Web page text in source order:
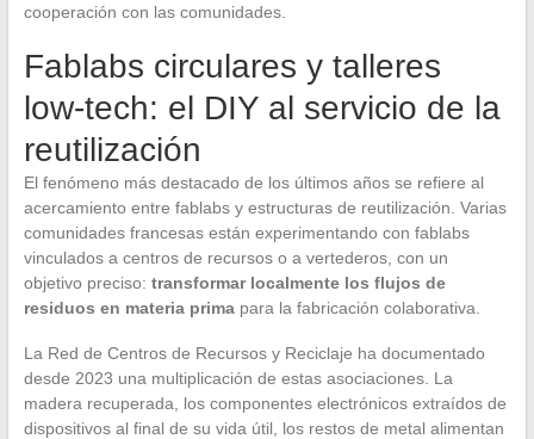
cooperación con las comunidades.
Fablabs circulares y talleres
low-tech: el DIY al servicio de la
reutilización
El fenómeno más destacado de los últimos años se refiere al
acercamiento entre fablabs y estructuras de reutilización. Varias
comunidades francesas están experimentando con fablabs
vinculados a centros de recursos o a vertederos, con un
objetivo preciso: transformar localmente los flujos de
residuos en materia primapara la fabricación colaborativa.
La Red de Centros de Recursos y Reciclaje ha documentado
desde 2023 una multiplicación de estas asociaciones. La
madera recuperada, los componentes electrónicos extraídos de
dispositivos al final de su vida útil, los restos de metal alimentan